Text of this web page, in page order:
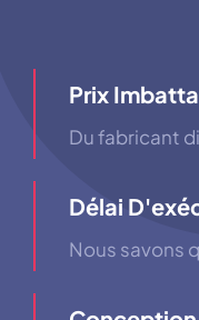
Prix
Du fabricant
Délai
Nous savons